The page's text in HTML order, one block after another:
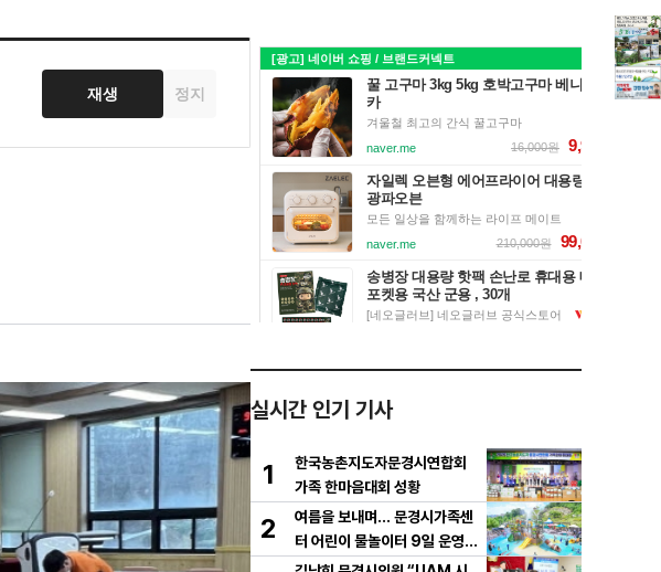
재생 정지
실시간 인기 기사
1
한국농촌지도자문경시연합회
가족 한마음대회 성황
2
여름을 보내며… 문경시가족센
터 어린이 물놀이터 9일 운영
마무리